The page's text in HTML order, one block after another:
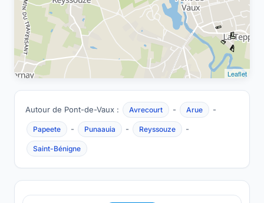
Leaflet
Autour de Pont-de-Vaux : Avrecourt - Arue -
Papeete - Punaauia - Reyssouze -
Saint-Bénigne